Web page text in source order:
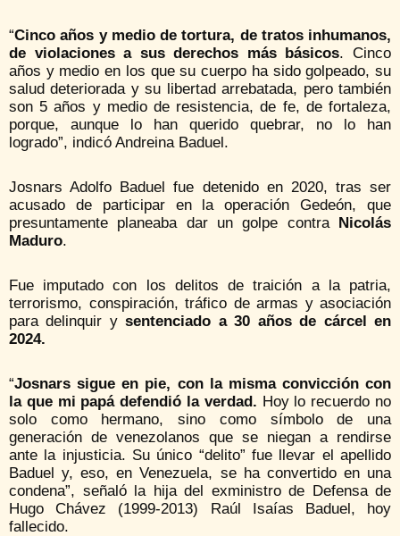
“Cinco años y medio de tortura, de tratos inhumanos,
de violaciones a sus derechos más básicos. Cinco
años y medio en los que su cuerpo ha sido golpeado, su
salud deteriorada y su libertad arrebatada, pero también
son 5 años y medio de resistencia, de fe, de fortaleza,
porque, aunque lo han querido quebrar, no lo han
logrado”, indicó Andreina Baduel.
Josnars Adolfo Baduel fue detenido en 2020, tras ser
acusado de participar en la operación Gedeón, que
presuntamente planeaba dar un golpe contraNicolás
Maduro.
Fue imputado con los delitos de traición a la patria,
terrorismo, conspiración, tráfico de armas y asociación
para delinquir ysentenciado a 30 años de cárcel en
2024.
“Josnars sigue en pie, con la misma convicción con
la que mi papá defendió la verdad. Hoy lo recuerdo no
solo como hermano, sino como símbolo de una
generación de venezolanos que se niegan a rendirse
ante la injusticia. Su único “delito” fue llevar el apellido
Baduel y, eso, en Venezuela, se ha convertido en una
condena”, señaló la hija del exministro de Defensa de
Hugo Chávez (1999-2013) Raúl Isaías Baduel, hoy
fallecido.